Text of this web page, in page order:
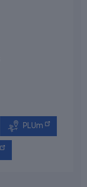
PLUm